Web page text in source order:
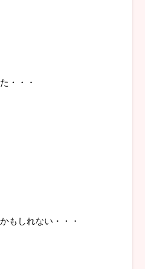
・・・
もしれない・・・